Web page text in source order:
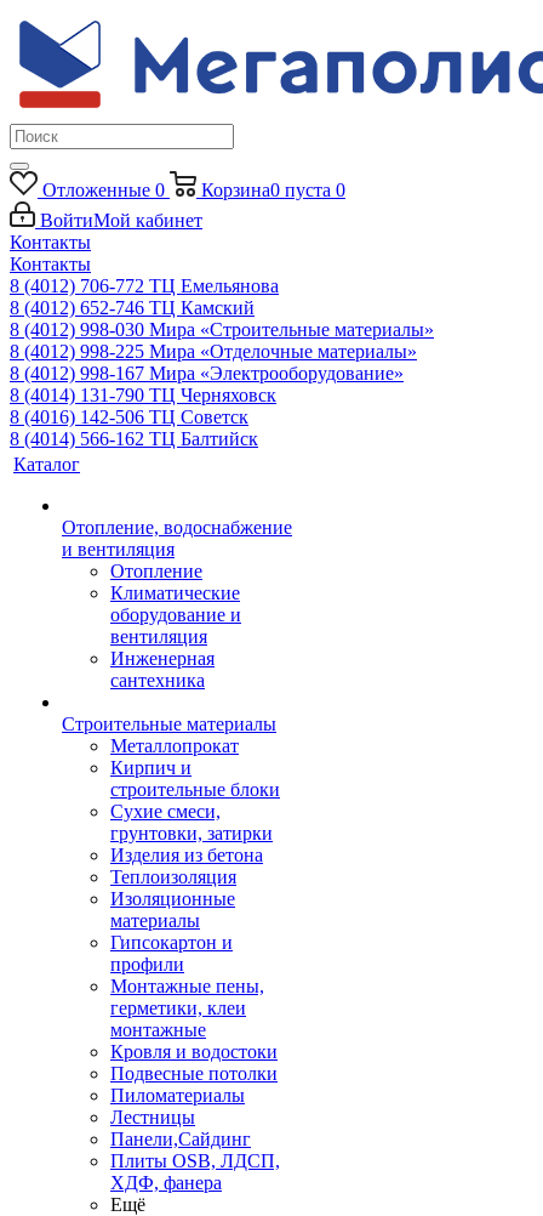
Отложенные 0 Корзина0 пуста 0
ВойтиМой кабинет
Контакты
Контакты
8 (4012) 706-772 ТЦ Емельянова
8 (4012) 652-746 ТЦ Камский
8 (4012) 998-030 Мира «Строительные материалы»
8 (4012) 998-225 Мира «Отделочные материалы»
8 (4012) 998-167 Мира «Электрооборудование»
8 (4014) 131-790 ТЦ Черняховск
8 (4016) 142-506 ТЦ Советск
8 (4014) 566-162 ТЦ Балтийск
Каталог
Отопление, водоснабжение
и вентиляция
Отопление
Климатические
оборудование и
вентиляция
Инженерная
сантехника
Строительные материалы
Металлопрокат
Кирпич и
строительные блоки
Сухие смеси,
грунтовки, затирки
Изделия из бетона
Теплоизоляция
Изоляционные
материалы
Гипсокартон и
профили
Монтажные пены,
герметики, клеи
монтажные
Кровля и водостоки
Подвесные потолки
Пиломатериалы
Лестницы
Панели,Сайдинг
Плиты OSB, ЛДСП,
ХДФ, фанера
Ещё